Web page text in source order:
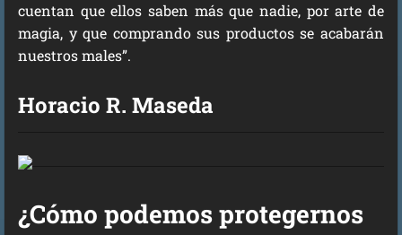
cuentan que ellos saben más que nadie, por arte de
magia, y que comprando sus productos se acabarán
nuestros males”.
Horacio R. Maseda
¿Cómo podemos protegernos